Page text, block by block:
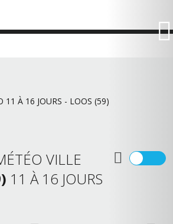
11 À 16 JOURS - LOOS (59)
VILLE
11 À 16 JOURS